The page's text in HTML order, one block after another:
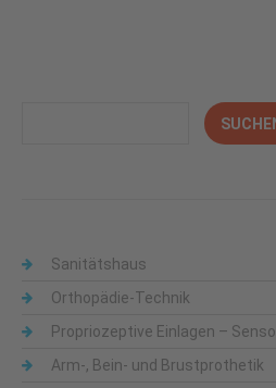
Sanitätshaus
Orthopädie-Technik
Propriozeptive Einlagen –
Arm-, Bein- und Brustprothetik